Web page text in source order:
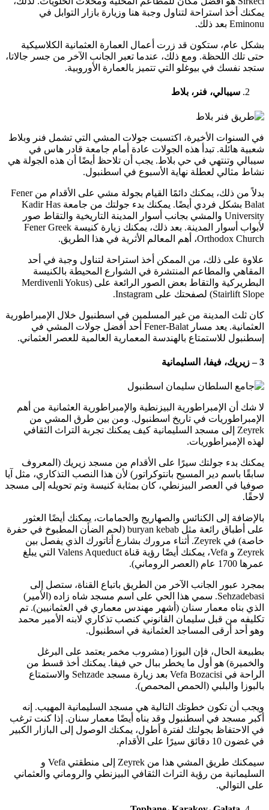
يمكنك أخذ استراحة لتناول وجبة هنا وزيارة بازار التوابل في
Eminonu بعد ذلك.
بشكل عام، ستكون قد زرت أعمال العمارة العثمانية الكلاسيكية
حتى تلك اللحظة. ومع ذلك، عندما تعبر الجانب الآخر من جسر جالاتا،
ستجد نفسك في بيوغلو التي تتميز بالعمارة الأوروبية.
سيبالي، فنر، بلاط
في السنوات الأخيرة، اكتسبت جولات المشي التي تشمل فنر وبلاط
شعبية هائلة. تبدأ هذه الجولات عادة أمام جامعة قادر هاس في
سيبالي وتنتهي في حي بلاط. يجب أن تلاحظ أيضًا أن هذه الجولة هي
نشاط مثالي لعطلة نهاية الأسبوع في اسطنبول.
بدلاً من ذلك، يمكنك دائمًا القيام بجولة مشي على الأقدام من Fener
Balat بشكل فردي أيضًا. يمكنك بدء جولتك من جامعة Kadir Has
University والمشي بجانب أسوار المدينة التاريخية والتقاط صور
لأبواب أسوار المدينة. بعد ذلك، يمكنك زيارة كنيسة Fener Greek
Orthodox Church، أهم المعالم الأثرية في هذا الطريق.
علاوة على ذلك، من الممكن أخذ استراحة لتناول وجبة في أحد
المقاهي والمطاعم المنتشرة في الشوارع المحيطة بالكنيسة
البطريركية والتقاط بعض الصور الرائعة على (Merdivenli Yokus
Stairlift Slope) لصفحتك على Instagram.
كان ثلث المدينة من غير المسلمين في اسطنبول خلال الإمبراطورية
العثمانية. يعد مسار Fener-Balat أحد أفضل جولات المشي في
إسطنبول للاستمتاع بالهندسة المعمارية العالمية للعصر العثماني.
3 – زيريك، فيفا، السليمانية
لا شك أن الإمبراطورية البيزنطية والإمبراطورية العثمانية من أهم
الإمبراطوريات في تاريخ اسطنبول. ومن بين طرق المشي من
Zeyrek إلى مسجد السليمانية كيف يمكنك تجربة التراث الثقافي
لهذه الإمبراطوريات.
يمكنك بدء جولتك سيرًا على الأقدام من مسجد زيريك (المعروف
سابقًا باسم دير المسيح بانتوكراتور) لأن هذا النصب التذكاري، مثل آيا
صوفيا في العصر البيزنطي، كان بمثابة كنيسة وتم تحويله إلى مسجد
لاحقًا.
بالإضافة إلى الكنائس والصهاريج والحمامات، يمكنك أيضًا العثور
على أطباق رائعة مثل buryan kebab (لحم الضأن المطبوخ في حفرة
خاصة) في Zeyrek. أثناء مرورك بشارع أتاتورك الذي يفصل بين
Zeyrek و Vefa، يمكنك أيضًا رؤية قناة Valens Aqueduct التي يبلغ
عمرها 1700 عام (العصر الروماني).
بمجرد عبور الجانب الآخر من الطريق باتباع القناة، ستصل إلى
Sehzadebasi. سمي هذا الحي على اسم مسجد شاه زاده (الأمير)
الذي بناه معمار سنان (أشهر مهندس معماري في العثمانيين). تم
تكليفه من قبل سليمان القانوني كنصب تذكاري لابنه الأمير محمد
وهو أحد أرقى المساجد العثمانية في اسطنبول.
بطبيعة الحال، فإن البوزا (مشروب مخمر يعتمد على البرغل
والخميرة) هو أول ما يخطر ببال حي فيفا. يمكنك أخذ قسط من
الراحة في Vefa Bozacisi بعد زيارة مسجد Sehzade والاستمتاع
بالبوزا والبلبي (الحمص المحمص).
ويجب أن تكون خطوتك التالية هي مسجد السليمانية المهيب. إنه
أكبر مسجد في اسطنبول وقد بناه أيضًا معمار سنان. إذا كنت ترغب
في الاحتفاظ بجولتك لفترة أطول، يمكنك الوصول إلى البازار الكبير
في غضون 10 دقائق سيرًا على الأقدام.
سيمكنك طريق المشي هذا من Zeyrek إلى منطقتي Vefa و
السليمانية من رؤية التراث الثقافي البيزنطي والروماني والعثماني
على التوالي.